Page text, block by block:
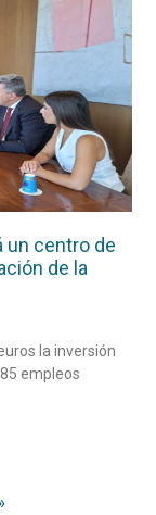
un centro de
de la
la inversión
empleos